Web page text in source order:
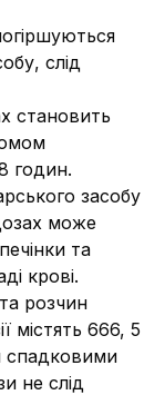
слід
становить
годин.
засобу
може
та
крові.
розчин
містять 666, 5
спадковими
не слід